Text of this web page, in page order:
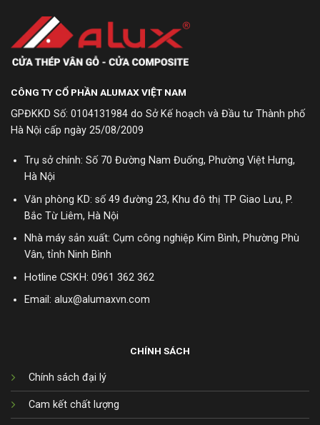
CÔNG TY CỔ PHẦN ALUMAX VIỆT NAM
GPĐKKD Số: 0104131984 do Sở Kế hoạch và Đầu tư Thành phố
Hà Nội cấp ngày 25/08/2009
Trụ sở chính: Số 70 Đường Nam Đuống, Phường Việt Hưng,
Hà Nội
Văn phòng KD: số 49 đường 23, Khu đô thị TP Giao Lưu, P.
Bắc Từ Liêm, Hà Nội
Nhà máy sản xuất: Cụm công nghiệp Kim Bình, Phường Phù
Vân, tỉnh Ninh Bình
Hotline CSKH: 0961 362 362
Email: alux@alumaxvn.com
CHÍNH SÁCH
Chính sách đại lý
Cam kết chất lượng